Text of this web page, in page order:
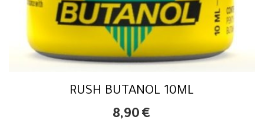
RUSH BUTANOL 10ML
8,90 €